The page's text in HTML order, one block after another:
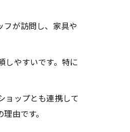
フが訪問し、家具や
しやすいです。特に
ョップとも連携して
由です。